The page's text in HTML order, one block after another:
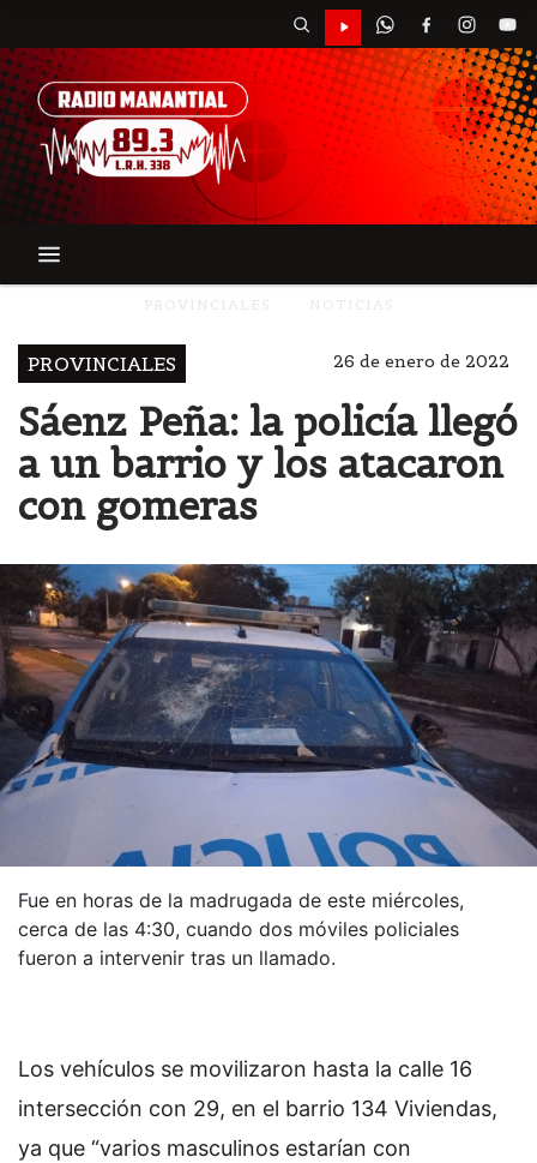
PROVINCIALES 26 de enero de 2022
Sáenz Peña: la policía llegó
a un barrio y los atacaron
con gomeras
Fue en horas de la madrugada de este miércoles,
cerca de las 4:30, cuando dos móviles policiales
fueron a intervenir tras un llamado.
Los vehículos se movilizaron hasta la calle 16
intersección con 29, en el barrio 134 Viviendas,
ya que “varios masculinos estarían con